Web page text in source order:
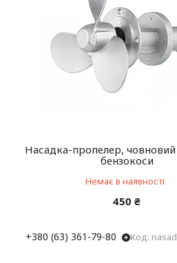
Насадка-пропелер,
бензокоси
Немає в наявності
450 ₴
+380 (63) 361-79-80